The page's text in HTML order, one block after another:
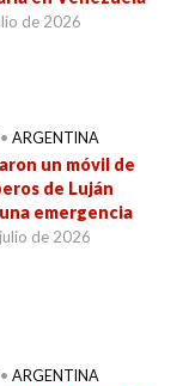
de 2026
• ARGENTINA
un móvil de
de Luján
emergencia
de 2026
• ARGENTINA